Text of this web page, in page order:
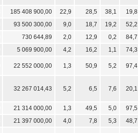
185 408 900,00 22,9 28,5 38,1
19,8
93 500 300,00 9,0 18,7 19,2
52,2
730 644,89 2,0 12,9 0,2
84,7
5 069 900,00 4,2 16,2 1,1 74,3
22 552 000,00 1,3 50,9 5,2 97,4
32 267 014,43 5,2 6,5 7,6 20,1
21 314 000,00 1,3 49,5 5,0
97,5
21 397 000,00 4,0 7,8 5,3 48,7